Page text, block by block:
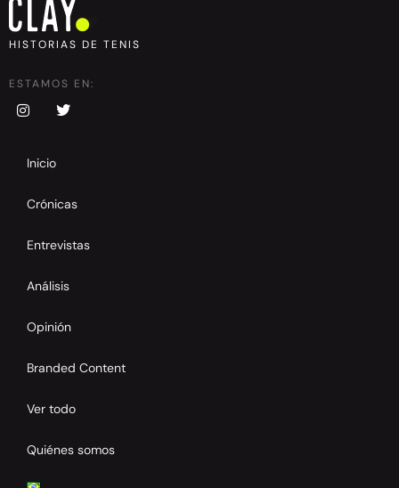
HISTORIAS DE TENIS
ESTAMOS EN:
Inicio
Crónicas
Entrevistas
Análisis
Opinión
Branded Content
Ver todo
Quiénes somos